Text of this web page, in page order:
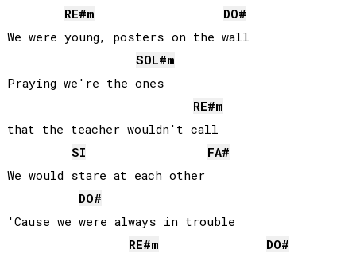
RE#m
DO#
We were young, posters on the wall
SOL#m
Praying we're the ones
RE#m
that the teacher wouldn't call
SI
FA#
We would stare at each other
DO#
'Cause we were always in trouble
RE#m DO#